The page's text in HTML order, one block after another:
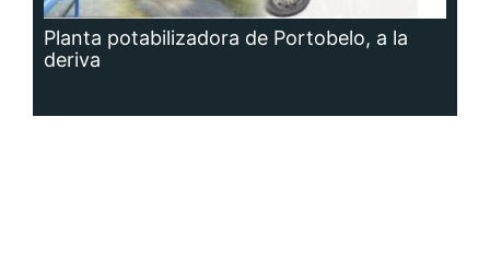
Planta potabilizadora de Portobelo, a la
deriva